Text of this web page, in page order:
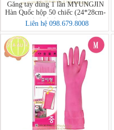
Găng tay dùng 1 lần MYUNGJIN
Hàn Quốc hộp 50 chiếc (24*28cm-
위생장갑A(50매))
Liên hệ 098.679.8008